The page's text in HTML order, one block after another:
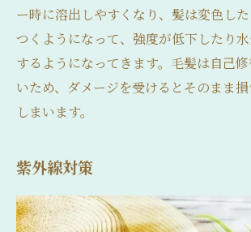
ー時に溶出しやすくなり、髪は変色し
つくようになって、強度が低下したり
するようになってきます。毛髪は自己
いため、ダメージを受けるとそのまま
しまいます。
紫外線対策